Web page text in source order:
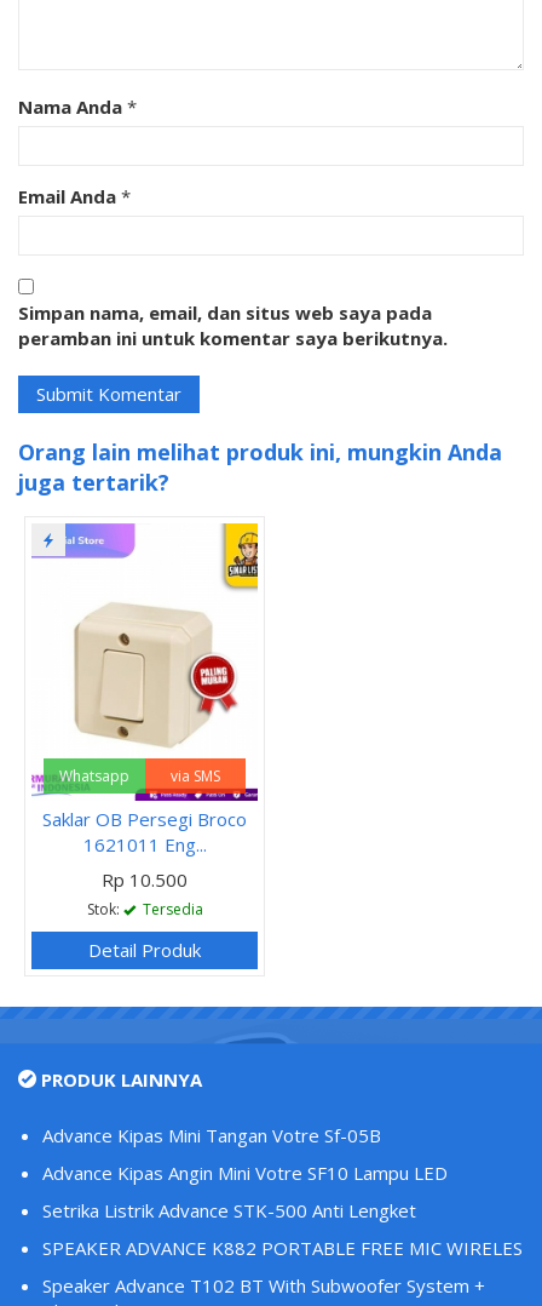
Nama Anda *
Email Anda *
Simpan nama, email, dan situs web saya pada
peramban ini untuk komentar saya berikutnya.
Orang lain melihat produk ini, mungkin Anda
juga tertarik?
Whatsapp via SMS
Saklar OB Persegi Broco
1621011 Eng...
Rp 10.500
Stok: Tersedia
Detail Produk
PRODUK LAINNYA
Advance Kipas Mini Tangan Votre Sf-05B
Advance Kipas Angin Mini Votre SF10 Lampu LED
Setrika Listrik Advance STK-500 Anti Lengket
SPEAKER ADVANCE K882 PORTABLE FREE MIC WIRELES
Speaker Advance T102 BT With Subwoofer System +